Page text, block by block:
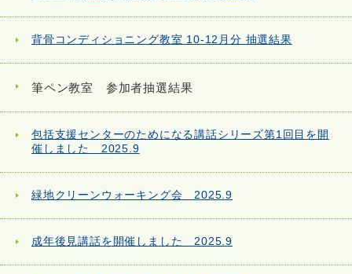
背骨コンディショニング教室 10-12月分 抽選結果
筆ペン教室 参加者抽選結果
包括支援センターのためになる講話シリーズ第1回目を開
催しました 2025.9
緑地クリーンウォーキング会 2025.9
成年後見講話を開催しました 2025.9